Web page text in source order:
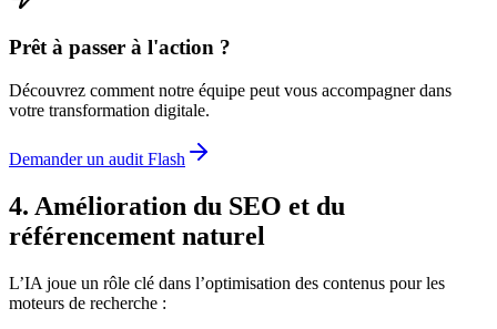
Prêt à passer à l'action ?
Découvrez comment notre équipe peut vous accompagner dans
votre transformation digitale.
Demander un audit Flash
4. Amélioration du SEO et du
référencement naturel
L’IA joue un rôle clé dans l’optimisation des contenus pour les
moteurs de recherche :